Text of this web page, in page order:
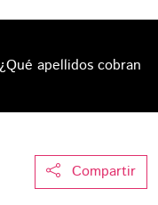
apellidos cobran
Compartir